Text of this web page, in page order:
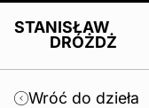
STANISŁAW
DRÓŻDŻ
Wróć do dzieła